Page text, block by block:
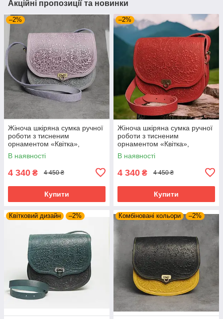
Акційні пропозиції та новинки
–2%
Жіноча шкіряна сумка ручної
роботи з тисненим
орнаментом «Квітка»,
бузково-сірого кольору ,
23*26*10 см
В наявності
4 340 ₴ 4 450 ₴
Купити
–2%
Жіноча шкіряна сумка ручної
роботи з тисненим
орнаментом «Квітка»,
червоного кольору , 23*26*10
см
В наявності
4 340 ₴ 4 450 ₴
Купити
Квітковий дизайн –2% Комбіновані кольори –2%